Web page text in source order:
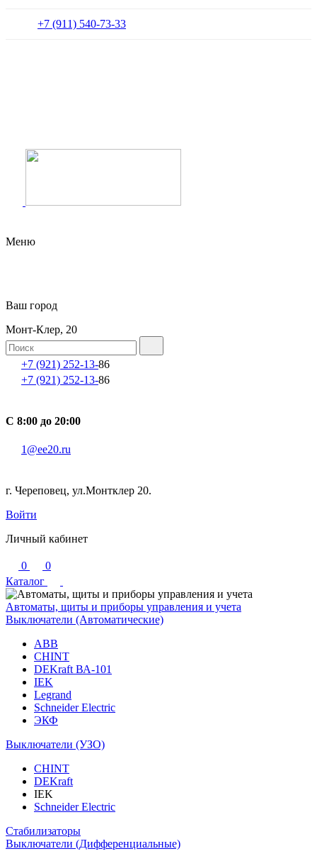
+7 (911) 540-73-33
Меню
Ваш город
Монт-Клер, 20
+7 (921) 252-13-86
+7 (921) 252-13-86
С 8:00 до 20:00
1@ee20.ru
г. Череповец, ул.Монтклер 20.
Войти
Личный кабинет
0
0
Каталог
Автоматы, щиты и приборы управления и учета
Выключатели (Автоматические)
ABB
CHINT
DEKraft ВА-101
IEK
Legrand
Schneider Electric
ЭКФ
Выключатели (УЗО)
CHINT
DEKraft
IEK
Schneider Electric
Стабилизаторы
Выключатели (Дифференциальные)